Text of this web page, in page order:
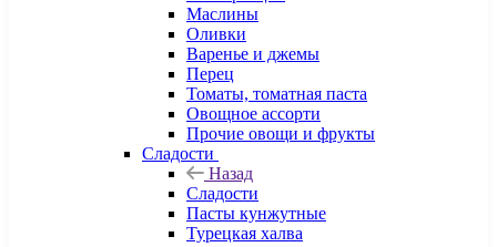
Маслины
Оливки
Варенье и джемы
Перец
Томаты, томатная паста
Овощное ассорти
Прочие овощи и фрукты
Сладости
Назад
Сладости
Пасты кунжутные
Турецкая халва